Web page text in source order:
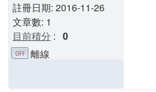
註冊日期: 2016-11-26
文章數: 1
目前積分 : 0
離線